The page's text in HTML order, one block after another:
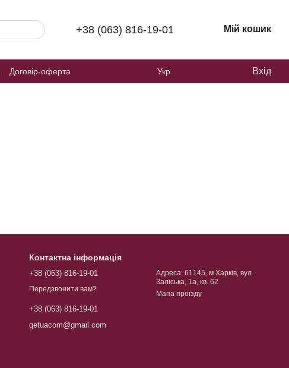
+38 (063) 816-19-01 Мій кошик
Договір-оферта Укр Вхід
Контактна інформація
+38 (063) 816-19-01
Передзвонити вам?
+38 (063) 816-19-01
getuacom@gmail.com
Адреса: 61145, м.Харків, вул.
Заліська, 1а, кв. 62
Мапа проїзду